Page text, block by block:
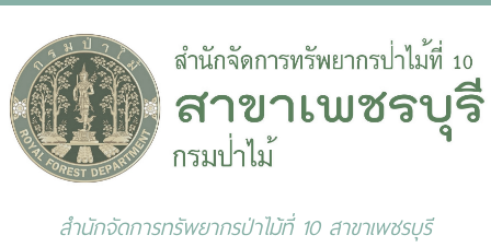
สำนักจัดการทรัพยากรป่าไม้ที่ 10 สาขาเพชรบุรี